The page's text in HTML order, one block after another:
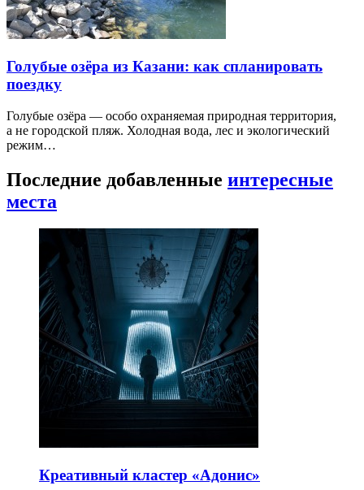
Голубые озёра из Казани: как спланировать
поездку
Голубые озёра — особо охраняемая природная территория,
а не городской пляж. Холодная вода, лес и экологический
режим…
Последние добавленные интересные
места
Креативный кластер «Адонис»